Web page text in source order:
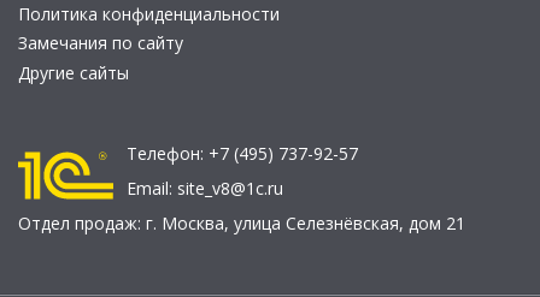
Политика конфиденциальности
Замечания по сайту
Другие сайты
Телефон: +7 (495) 737-92-57
Email: site_v8@1c.ru
Отдел продаж: г. Москва, улица Селезнёвская, дом 21